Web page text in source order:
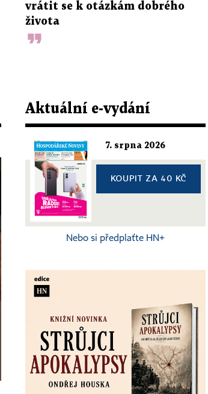
vrátit se k otázkám dobrého
života
Aktuální e-vydání
7. srpna 2026
KOUPIT ZA 40 KČ
Nebo si předplaťte HN+